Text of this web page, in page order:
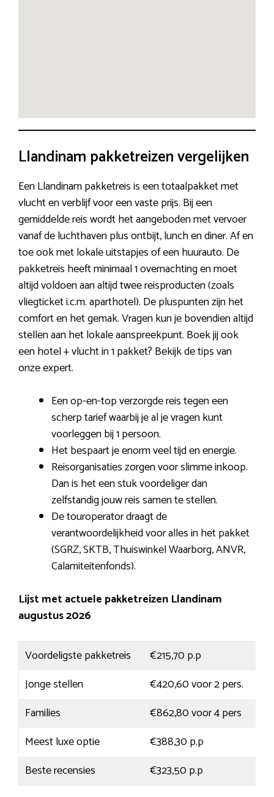
Llandinam pakketreizen vergelijken
Een Llandinam pakketreis is een totaalpakket met
vlucht en verblijf voor een vaste prijs. Bij een
gemiddelde reis wordt het aangeboden met vervoer
vanaf de luchthaven plus ontbijt, lunch en diner. Af en
toe ook met lokale uitstapjes of een huurauto. De
pakketreis heeft minimaal 1 overnachting en moet
altijd voldoen aan altijd twee reisproducten (zoals
vliegticket i.c.m. aparthotel). De pluspunten zijn het
comfort en het gemak. Vragen kun je bovendien altijd
stellen aan het lokale aanspreekpunt. Boek jij ook
een hotel + vlucht in 1 pakket? Bekijk de tips van
onze expert.
Een op-en-top verzorgde reis tegen een
scherp tarief waarbij je al je vragen kunt
voorleggen bij 1 persoon.
Het bespaart je enorm veel tijd en energie.
Reisorganisaties zorgen voor slimme inkoop.
Dan is het een stuk voordeliger dan
zelfstandig jouw reis samen te stellen.
De touroperator draagt de
verantwoordelijkheid voor alles in het pakket
(SGRZ, SKTB, Thuiswinkel Waarborg, ANVR,
Calamiteitenfonds).
Lijst met actuele pakketreizen Llandinam
augustus 2026
Voordeligste pakketreis
€215,70 p.p
Jonge stellen
€420,60 voor 2 pers.
Families
€862,80 voor 4 pers
Meest luxe optie
€388,30 p.p
Beste recensies
€323,50 p.p